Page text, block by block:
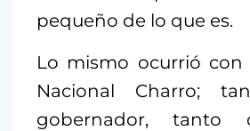
pequeño de lo que es.
Lo mismo ocurrió con
Nacional Charro;
gobernador, tanto